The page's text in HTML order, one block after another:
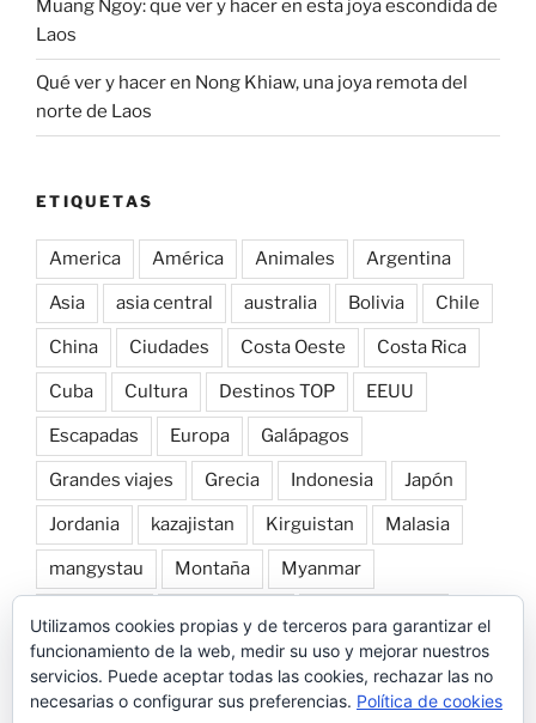
Muang Ngoy: que ver y hacer en esta joya escondida de
Laos
Qué ver y hacer en Nong Khiaw, una joya remota del
norte de Laos
ETIQUETAS
America América Animales Argentina
Asia asia central australia Bolivia Chile
China Ciudades Costa Oeste Costa Rica
Cuba Cultura Destinos TOP EEUU
Escapadas Europa Galápagos
Grandes viajes Grecia Indonesia Japón
Jordania kazajistan Kirguistan Malasia
mangystau Montaña Myanmar
Patagonia Perú Playa Roadtrip por Europa
Snorkel Tailandia Transportes Trekking
Utilizamos cookies propias y de terceros para garantizar el
funcionamiento de la web, medir su uso y mejorar nuestros
servicios. Puede aceptar todas las cookies, rechazar las no
necesarias o configurar sus preferencias. Política de cookies